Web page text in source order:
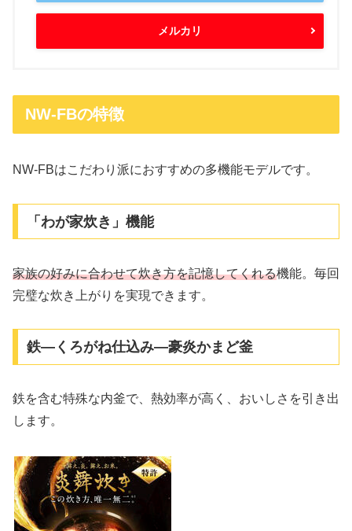
メルカリ
NW-FBの特徴
NW-FBはこだわり派におすすめの多機能モデルです。
「わが家炊き」機能
家族の好みに合わせて炊き方を記憶してくれる機能。毎回
完璧な炊き上がりを実現できます。
鉄―くろがね仕込み―豪炎かまど釜
鉄を含む特殊な内釜で、熱効率が高く、おいしさを引き出
します。